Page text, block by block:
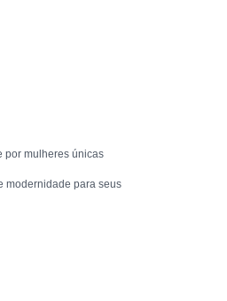
por mulheres únicas
modernidade para seus